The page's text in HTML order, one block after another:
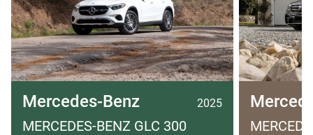
Mercedes-Benz 2025
MERCEDES-BENZ GLC 300